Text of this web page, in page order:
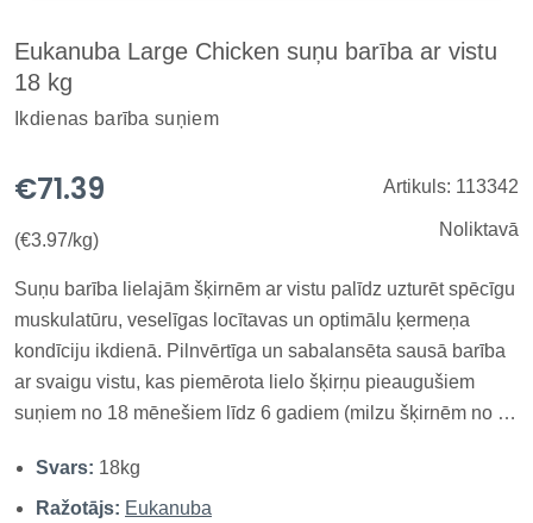
Eukanuba Large Chicken suņu barība ar vistu
18 kg
Ikdienas barība suņiem
€71.39
(€3.97/kg)
Artikuls: 113342
Noliktavā
Suņu barība lielajām šķirnēm ar vistu palīdz uzturēt spēcīgu
muskulatūru, veselīgas locītavas un optimālu ķermeņa
kondīciju ikdienā. Pilnvērtīga un sabalansēta sausā barība
ar svaigu vistu, kas piemērota lielo šķirņu pieaugušiem
suņiem no 18 mēnešiem līdz 6 gadiem (milzu šķirnēm no 2
omega taukskābes, glikozamīnu un prebiotikas, lai atbals...
Svars: 18kg
Ražotājs: Eukanuba